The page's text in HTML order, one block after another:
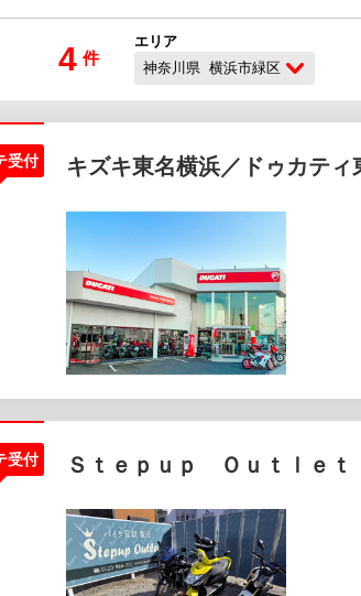
4 件
エリア
神奈川県 横浜市緑区
受付 キズキ東名横浜／ドゥカティ
受付 Ｓｔｅｐｕｐ Ｏｕｔｌｅｔ